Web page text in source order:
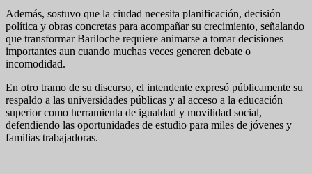
Además, sostuvo que la ciudad necesita planificación, decisión
política y obras concretas para acompañar su crecimiento, señalando
que transformar Bariloche requiere animarse a tomar decisiones
importantes aun cuando muchas veces generen debate o
incomodidad.
En otro tramo de su discurso, el intendente expresó públicamente su
respaldo a las universidades públicas y al acceso a la educación
superior como herramienta de igualdad y movilidad social,
defendiendo las oportunidades de estudio para miles de jóvenes y
familias trabajadoras.